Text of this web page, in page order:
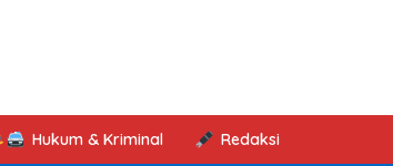
Hukum & Kriminal Redaksi